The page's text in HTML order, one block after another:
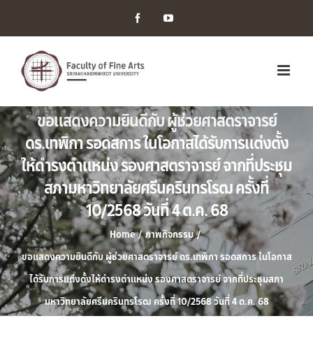
FacebookYouTube
ขอแสดงความยินดีกับ ผู้ช่วยศาสตราจารย์
ดร.เทพิกา รอดสการ ในโอกาสได้รับการแต่งตั้ง
ให้ดำรงตำแหน่ง รองศาสตราจารย์ จากที่ประชุม
สภามหาวิทยาลัยศรีนครินทรโรฒ ครั้งที่
10/2568 วันที่ 4 ต.ค. 68
Home / ภาพกิจกรรม /
ขอแสดงความยินดีกับ ผู้ช่วยศาสตราจารย์ ดร.เทพิกา รอดสการ ในโอกาส
ได้รับการแต่งตั้งให้ดำรงตำแหน่ง รองศาสตราจารย์ จากที่ประชุมสภา
มหาวิทยาลัยศรีนครินทรโรฒ ครั้งที่ 10/2568 วันที่ 4 ต.ค. 68